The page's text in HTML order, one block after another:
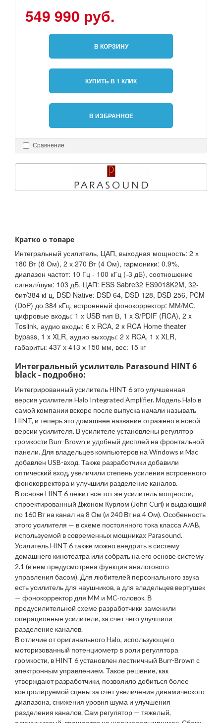
549 990 руб.
В КОРЗИНУ
КУПИТЬ В 1 КЛИК
В ИЗБРАННОЕ
Сравнение
Кратко о товаре
Интегральный усилитель, ЦАП, выходная мощность: 2 х
180 Вт (8 Ом), 2 х 270 Вт (4 Ом), гармоники: 0.9%,
диапазон частот: 10 Гц - 100 кГц (-3 дБ), соотношение
сигнал/шум: 103 дБ, ЦАП: ESS Sabre32 ES9018K2M, 32-
бит/384 кГц, DSD Native: DSD 64, DSD 128, DSD 256, PCM
(DoP) до 384 кГц, встроенный фонокорректор: ММ/МС,
цифровые входы: 1 х USB тип В, 1 x S/PDIF (RCA), 2 x
Toslink, аудио входы: 6 x RCA, 2 x RCA Home theater
bypass, 1 x XLR, аудио выходы: 2 x RCA, 1 x XLR,
габариты: 437 х 413 х 150 мм, вес: 15 кг
Интегральный усилитель Parasound HINT 6
black - подробно:
Интегрированный усилитель HINT 6 это улучшенная
версия усилителя Halo Integrated Amplifier. Модель Halo в
самой компании вскоре после выпуска начали называть
HINT, и теперь это домашнее название отражено в новой
версии усилителя. В усилителе установлены регулятор
громкости Burr-Brown и удобный дисплей на фронтальной
панели. Для владельцев компьютеров на Windows и Mac
добавлен USB-вход. Также разработчики добавили
оптический вход, увеличили степень усиления встроенного
фонокорректора и улучшили разделение каналов.
В основе HINT 6 лежит все тот же усилитель мощности,
спроектированный Джоном Курлом (John Curl) и выдающий
по 160 Вт на канал на 8 Ом (и 240 Вт на 4 Ом). Особенность
этого усилителя — в схеме постоянного тока класса A/AB,
используемой в современных мощниках Parasound.
Усилитель HINT 6 также можно внедрить в систему
домашнего кинотеатра или собрать на его основе систему
2.1 (в нем предусмотрена функция аналогового
управления басом). Для любителей персонального звука
есть усилитель для наушников, а для владельцев вертушек
— фонокорректор для MM и MC-головок. В
предусилительной схеме разработчики заменили
операционные усилители, за счет чего улучшили
разделение каналов.
В отличие от оригинального Halo, использующего
моторизованный потенциометр в роли регулятора
громкости, в HINT 6 установлен лестничный Burr-Brown с
электронным управлением. Такое решение, как
утверждают разработчики, позволило добиться более
контролируемой сцены за счет увеличения динамического
диапазона, снижения уровня шума и улучшения
разделения каналов. Сам регулятор — тяжелый,